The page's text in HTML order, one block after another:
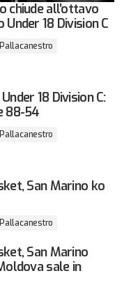
chiude all’ottavo
Under 18 Division C
Pallacanestro
18 Division C:
88-54
Pallacanestro
San Marino ko
Pallacanestro
San Marino
sale in